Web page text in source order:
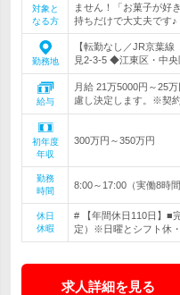
対象と
なる方
ません！「お菓子が好
持ちだけで大丈夫です♪
勤務地
【転勤なし／JR京葉
見2-3-5 ◆江東区・中央
給与
月給 21万5000円～25
慮し決定します。※契
初年度
年収
300万円～350万円
勤務
時間
8:00～17:00（実働8時
休日
休暇
# 【年間休日110日】■
定）※日曜とシフト休
求人詳細を見る